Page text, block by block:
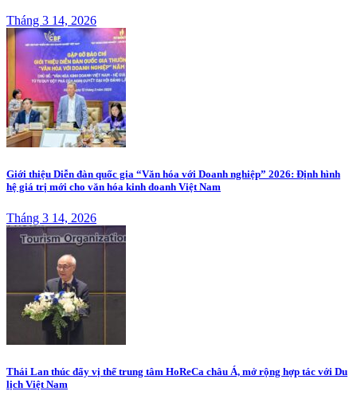
Tháng 3 14, 2026
Giới thiệu Diễn đàn quốc gia “Văn hóa với Doanh nghiệp” 2026: Định hình
hệ giá trị mới cho văn hóa kinh doanh Việt Nam
Tháng 3 14, 2026
Thái Lan thúc đẩy vị thế trung tâm HoReCa châu Á, mở rộng hợp tác với Du
lịch Việt Nam